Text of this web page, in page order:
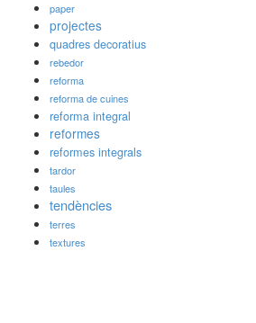
paper
projectes
quadres decoratius
rebedor
reforma
reforma de cuines
reforma integral
reformes
reformes integrals
tardor
taules
tendències
terres
textures